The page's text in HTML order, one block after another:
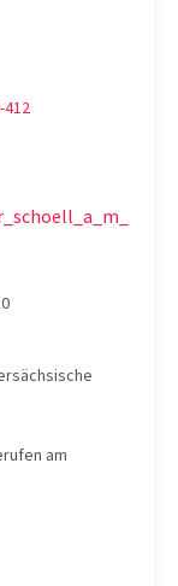
412
am